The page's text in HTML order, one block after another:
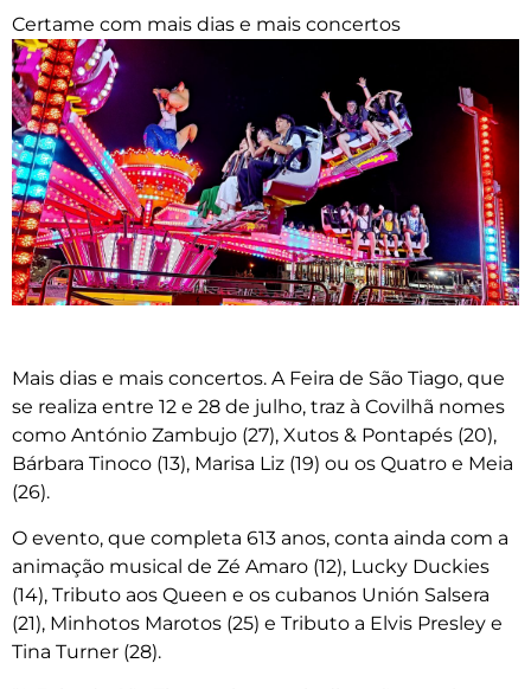
Certame com mais dias e mais concertos
Mais dias e mais concertos. A Feira de São Tiago, que
se realiza entre 12 e 28 de julho, traz à Covilhã nomes
como António Zambujo (27), Xutos & Pontapés (20),
Bárbara Tinoco (13), Marisa Liz (19) ou os Quatro e Meia
(26).
O evento, que completa 613 anos, conta ainda com a
animação musical de Zé Amaro (12), Lucky Duckies
(14), Tributo aos Queen e os cubanos Unión Salsera
(21), Minhotos Marotos (25) e Tributo a Elvis Presley e
Tina Turner (28).